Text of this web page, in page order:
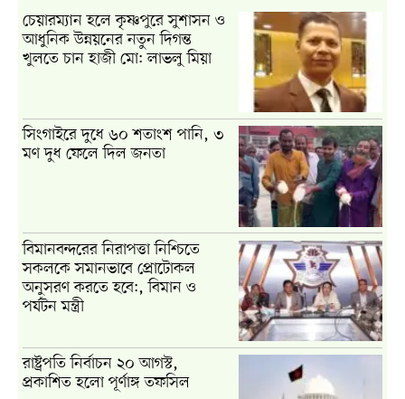
চেয়ারম্যান হলে কৃষ্ণপুরে সুশাসন ও
আধুনিক উন্নয়নের নতুন দিগন্ত
খুলতে চান হাজী মো: লাভলু মিয়া
সিংগাইরে দুধে ৬০ শতাংশ পানি, ৩
মণ দুধ ফেলে দিল জনতা
বিমানবন্দরের নিরাপত্তা নিশ্চিতে
সকলকে সমানভাবে প্রোটোকল
অনুসরণ করতে হবে:, বিমান ও
পর্যটন মন্ত্রী
রাষ্ট্রপতি নির্বাচন ২০ আগস্ট,
প্রকাশিত হলো পূর্ণাঙ্গ তফসিল